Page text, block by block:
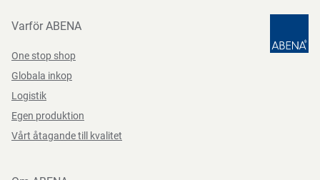
Varför ABENA
One stop shop
Globala inkop
Logistik
Egen produktion
Vårt åtagande till kvalitet